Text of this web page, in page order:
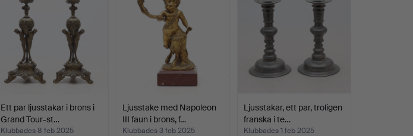
Ett par ljusstakar i brons i
Grand Tour-st…
Klubbades 8 feb 2025
Ljusstake med Napoleon
III faun i brons, f…
Klubbades 3 feb 2025
Ljusstakar, ett par, troligen
franska i te…
Klubbades 1 feb 2025